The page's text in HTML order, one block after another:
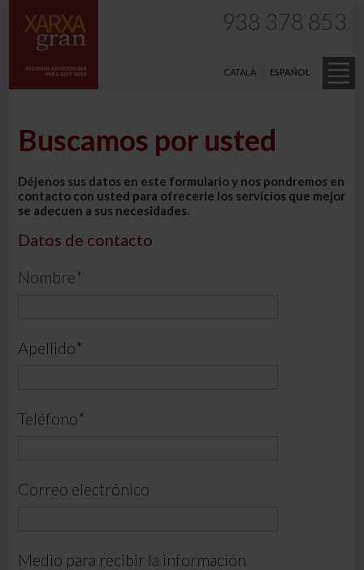
CATALÀ ESPAÑOL
938 378 853
Buscamos por usted
Déjenos sus datos en este formulario y nos pondremos en
contacto con usted para ofrecerle los servicios que mejor
se adecuen a sus necesidades.
Datos de contacto
Nombre*
Apellido*
Teléfono*
Correo electrónico
Medio para recibir la información